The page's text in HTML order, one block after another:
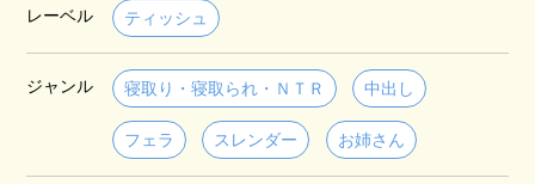
レーベル ティッシュ
ジャンル 寝取り・寝取られ・ＮＴＲ 中出し
フェラ スレンダー お姉さん